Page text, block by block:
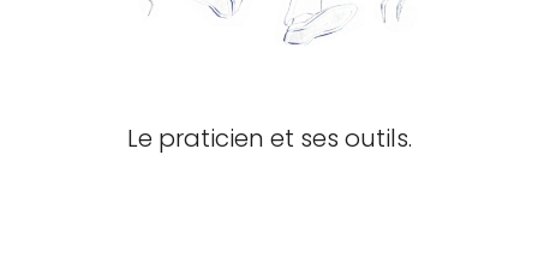
Le praticien et ses outils.